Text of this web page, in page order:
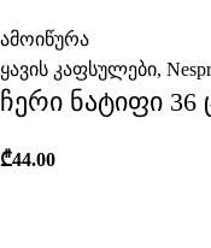
ამოიწურა
ყავის კაფსულები,
ჩერი ნატიფი 36
₾44.00